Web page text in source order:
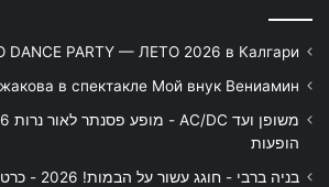
DANCE PARTY — ЛЕТО 2026 в Калгари
в спектакле Мой внук Вениамин
הופעות
בניה ברבי - חוגג עשור על הבמות! 2026 - כרטיסים ולוח הופעות